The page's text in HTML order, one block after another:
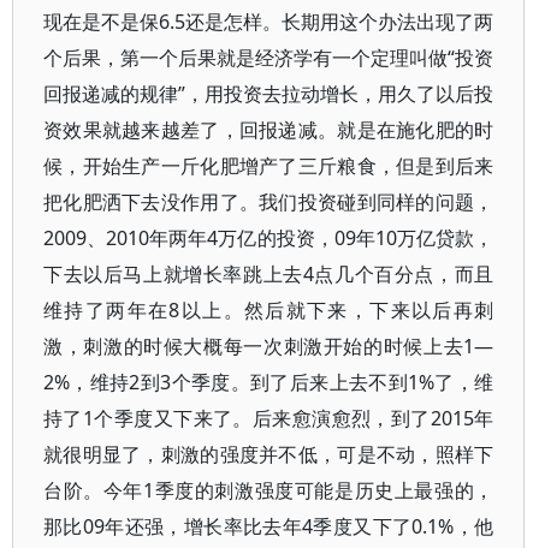
现在是不是保6.5还是怎样。长期用这个办法出现了两
个后果，第一个后果就是经济学有一个定理叫做“投资
回报递减的规律”，用投资去拉动增长，用久了以后投
资效果就越来越差了，回报递减。就是在施化肥的时
候，开始生产一斤化肥增产了三斤粮食，但是到后来
把化肥洒下去没作用了。我们投资碰到同样的问题，
2009、2010年两年4万亿的投资，09年10万亿贷款，
下去以后马上就增长率跳上去4点几个百分点，而且
维持了两年在8以上。然后就下来，下来以后再刺
激，刺激的时候大概每一次刺激开始的时候上去1—
2%，维持2到3个季度。到了后来上去不到1%了，维
持了1个季度又下来了。后来愈演愈烈，到了2015年
就很明显了，刺激的强度并不低，可是不动，照样下
台阶。今年1季度的刺激强度可能是历史上最强的，
那比09年还强，增长率比去年4季度又下了0.1%，他